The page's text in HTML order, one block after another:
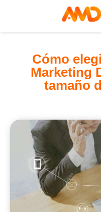
Cómo
Marketing
tamaño